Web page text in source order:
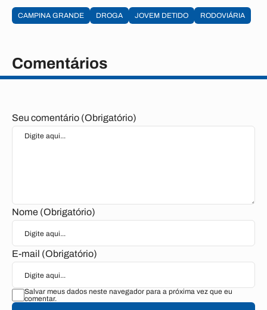
CAMPINA GRANDE DROGA JOVEM DETIDO RODOVIÁRIA
Comentários
Seu comentário (Obrigatório)
Nome (Obrigatório)
E-mail (Obrigatório)
Salvar meus dados neste navegador para a próxima vez que eu
comentar.